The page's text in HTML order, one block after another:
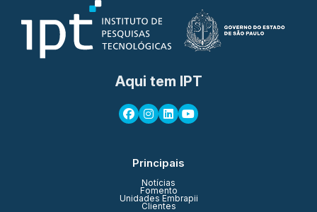
Aqui tem IPT
Principais
Notícias
Fomento
Unidades Embrapii
Clientes